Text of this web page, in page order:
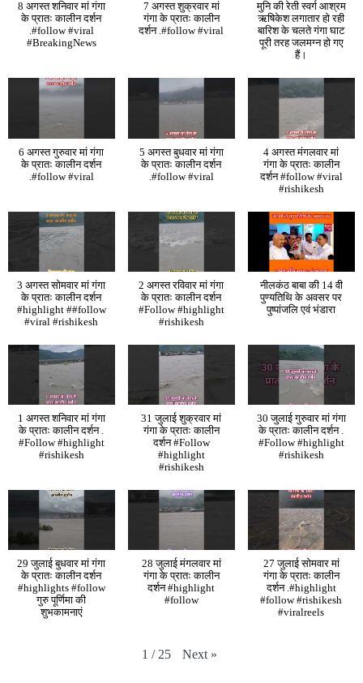
8 अगस्त शनिवार मां गंगा
के प्रातः कालीन दर्शन
.#follow #viral
#BreakingNews
7 अगस्त शुक्रवार मां
गंगा के प्रातः कालीन
दर्शन .#follow #viral
मुनि की रेती स्वर्ग आश्रम
ऋषिकेश लगातार हो रही
बारिश के चलते गंगा घाट
पूरी तरह जलमग्न हो गए
हैं।
6 अगस्त गुरुवार मां गंगा
के प्रातः कालीन दर्शन
.#follow #viral
5 अगस्त बुधवार मां गंगा
के प्रातः कालीन दर्शन
.#follow #viral
4 अगस्त मंगलवार मां
गंगा के प्रातः कालीन
दर्शन #follow #viral
#rishikesh
3 अगस्त सोमवार मां गंगा
के प्रातः कालीन दर्शन
#highlight ##follow
#viral #rishikesh
2 अगस्त रविवार मां गंगा
के प्रातः कालीन दर्शन
#Follow #highlight
#rishikesh
नीलकंठ बाबा की 14 वी
पुण्यतिथि के अवसर पर
पुष्पांजलि एवं भंडारा
1 अगस्त शनिवार मां गंगा
के प्रातः कालीन दर्शन .
#Follow #highlight
#rishikesh
31 जुलाई शुक्रवार मां
गंगा के प्रातः कालीन
दर्शन #Follow
#highlight
#rishikesh
30 जुलाई गुरुवार मां गंगा
के प्रातः कालीन दर्शन .
#Follow #highlight
#rishikesh
29 जुलाई बुधवार मां गंगा
के प्रातः कालीन दर्शन
#highlights #follow
गुरु पूर्णिमा की
शुभकामनाएं
28 जुलाई मंगलवार मां
गंगा के प्रातः कालीन
दर्शन #highlight
#follow
27 जुलाई सोमवार मां
गंगा के प्रातः कालीन
दर्शन .#highlight
#follow #rishikesh
#viralreels
1 / 25 Next »